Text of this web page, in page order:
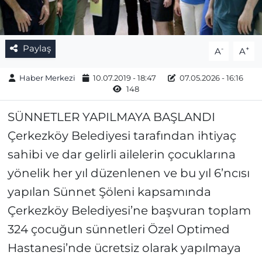
Paylaş A- A+
Haber Merkezi 10.07.2019 - 18:47
07.05.2026 - 16:16
148
SÜNNETLER YAPILMAYA BAŞLANDI
Çerkezköy Belediyesi tarafından ihtiyaç
sahibi ve dar gelirli ailelerin çocuklarına
yönelik her yıl düzenlenen ve bu yıl 6’ncısı
yapılan Sünnet Şöleni kapsamında
Çerkezköy Belediyesi’ne başvuran toplam
324 çocuğun sünnetleri Özel Optimed
Hastanesi’nde ücretsiz olarak yapılmaya